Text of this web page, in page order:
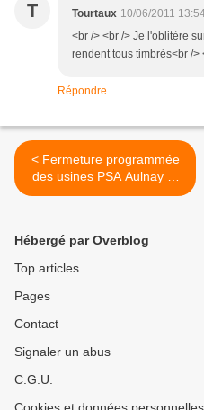
T Tourtaux 10/06/2011
<br /> <br /> Je l'oblitère
rendent tous timbrés<br />
Répondre
< Fermeture programmée
des usines PSA Aulnay et
Sevelnor ? La CGT se bat
Hébergé par Overblog
Top articles
Pages
Contact
Signaler un abus
C.G.U.